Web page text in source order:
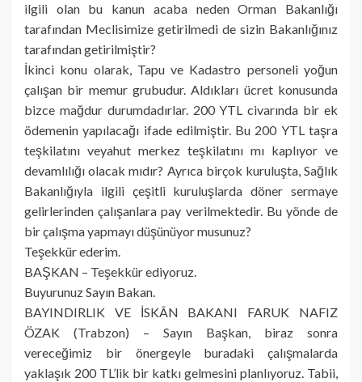
ilgili olan bu kanun acaba neden Orman Bakanlığı
tarafından Meclisimize getirilmedi de sizin Bakanlığınız
tarafından getirilmiştir?
İkinci konu olarak, Tapu ve Kadastro personeli yoğun
çalışan bir memur grubudur. Aldıkları ücret konusunda
bizce mağdur durumdadırlar. 200 YTL civarında bir ek
ödemenin yapılacağı ifade edilmiştir. Bu 200 YTL taşra
teşkilatını veyahut merkez teşkilatını mı kaplıyor ve
devamlılığı olacak mıdır? Ayrıca birçok kuruluşta, Sağlık
Bakanlığıyla ilgili çeşitli kuruluşlarda döner sermaye
gelirlerinden çalışanlara pay verilmektedir. Bu yönde de
bir çalışma yapmayı düşünüyor musunuz?
Teşekkür ederim.
BAŞKAN – Teşekkür ediyoruz.
Buyurunuz Sayın Bakan.
BAYINDIRLIK VE İSKÂN BAKANI FARUK NAFIZ
ÖZAK (Trabzon) – Sayın Başkan, biraz sonra
vereceğimiz bir önergeyle buradaki çalışmalarda
yaklaşık 200 TL’lik bir katkı gelmesini planlıyoruz. Tabii,